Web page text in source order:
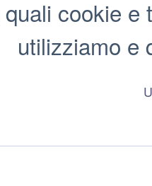
cookie
utilizziamo e